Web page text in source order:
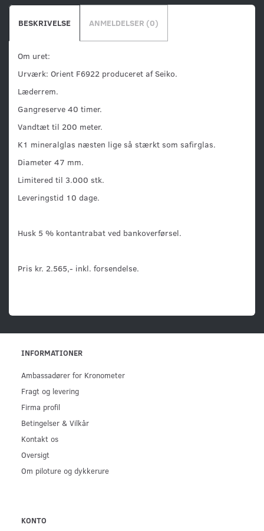
BESKRIVELSE ANMELDELSER (0)
Om uret:
Urværk: Orient F6922 produceret af Seiko.
Læderrem.
Gangreserve 40 timer.
Vandtæt til 200 meter.
K1 mineralglas næsten lige så stærkt som safirglas.
Diameter 47 mm.
Limitered til 3.000 stk.
Leveringstid 10 dage.
Husk 5 % kontantrabat ved bankoverførsel.
Pris kr. 2.565,- inkl. forsendelse.
INFORMATIONER
Ambassadører for Kronometer
Fragt og levering
Firma profil
Betingelser & Vilkår
Kontakt os
Oversigt
Om piloture og dykkerure
KONTO